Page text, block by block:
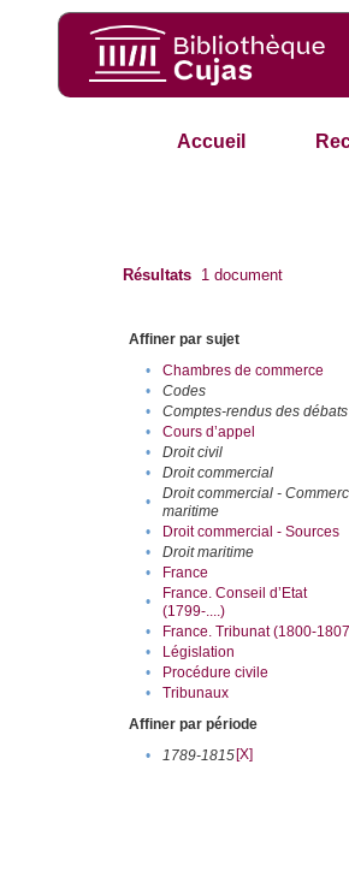
Accueil
Résultats 1 document
Affiner par sujet
•
Chambres de commerce
•
Codes
•
Comptes-rendus des débats
•
Cours d’appel
•
Droit civil
•
Droit commercial
•
Droit commercial -
maritime
• Droit commercial - Sources
•
Droit maritime
•
France
•
France. Conseil d’Etat
(1799-....)
• France. Tribunat (1800-
•
Législation
•
Procédure civile
•
Tribunaux
Affiner par période
•
1789-1815[X]